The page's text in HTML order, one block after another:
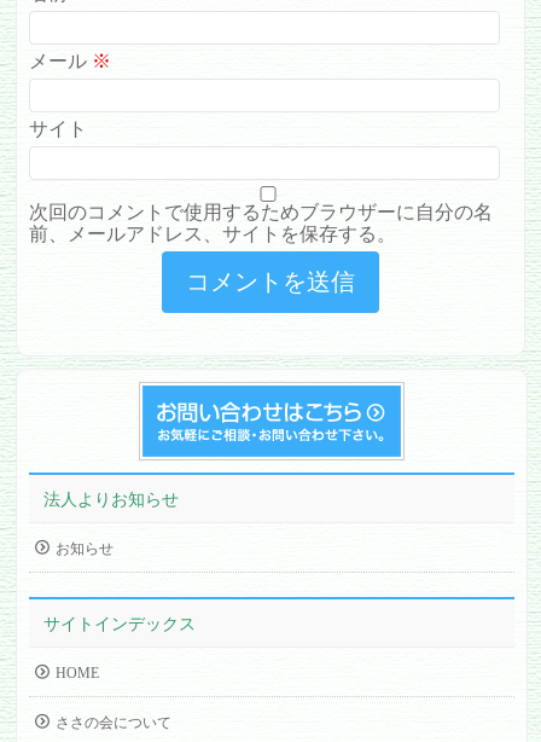
メール ※
サイト
次回のコメントで使用するためブラウザーに自分の名
前、メールアドレス、サイトを保存する。
法人よりお知らせ
お知らせ
サイトインデックス
HOME
ささの会について